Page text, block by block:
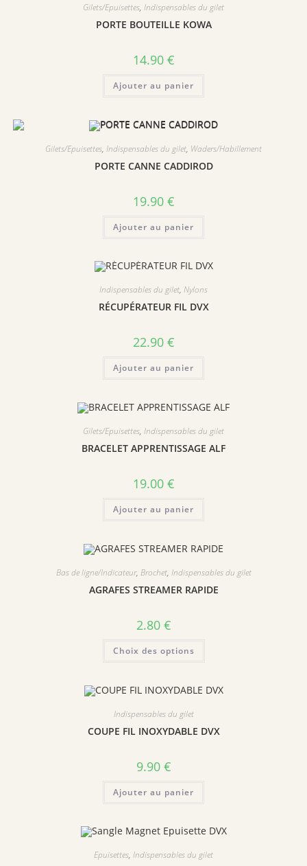
Gilets/Epuisettes, Indispensables du gilet
PORTE BOUTEILLE KOWA
14.90 €
Ajouter au panier
Gilets/Epuisettes, Indispensables du gilet, Waders/Habillement
PORTE CANNE CADDIROD
19.90 €
Ajouter au panier
Indispensables du gilet, Nylons
RÉCUPÉRATEUR FIL DVX
22.90 €
Ajouter au panier
Gilets/Epuisettes, Indispensables du gilet
BRACELET APPRENTISSAGE ALF
19.00 €
Ajouter au panier
Bas de ligne/Indicateur, Brochet, Indispensables du gilet
AGRAFES STREAMER RAPIDE
2.80 €
Choix des options
Les
choisies
sur
Indispensables du gilet
COUPE FIL INOXYDABLE DVX
9.90 €
Ajouter au panier
Epuisettes, Indispensables du gilet